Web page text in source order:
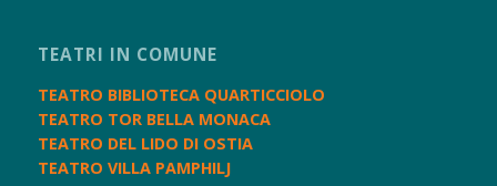
TEATRI IN COMUNE
TEATRO BIBLIOTECA QUARTICCIOLO
TEATRO TOR BELLA MONACA
TEATRO DEL LIDO DI OSTIA
TEATRO VILLA PAMPHILJ